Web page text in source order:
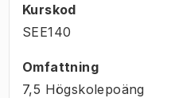
Kurskod
SEE140
Omfattning
7,5 Högskolepoäng